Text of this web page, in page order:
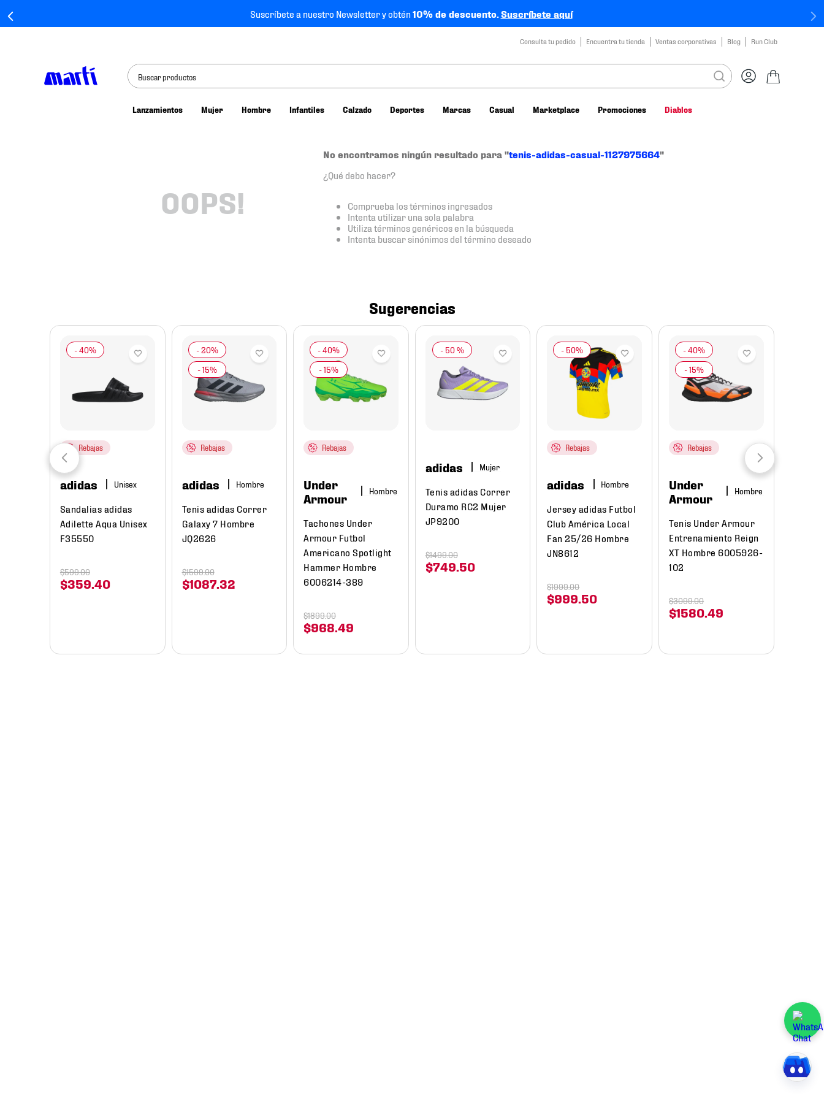
Suscríbete a nuestro Newsletter y obtén10% de descuento.Suscríbete aquí
Consulta tu pedido Encuentra tu tienda Ventas corporativas Blog Run Club
Buscar productos
Lanzamientos Mujer Hombre Infantiles Calzado Deportes Marcas Casual Marketplace Promociones Diablos
OOPS!
No encontramos ningún resultado para "tenis-adidas-casual-1127975664"
¿Qué debo hacer?
Comprueba los términos ingresados
Intenta utilizar una sola palabra
Utiliza términos genéricos en la búsqueda
Intenta buscar sinónimos del término deseado
Sugerencias
Rebajas
adidas
Sandalias adidas
Adilette Aqua Unisex
F35550
$359 40
$599.00
Rebajas
adidas Hombre
Tenis adidas Correr
Galaxy 7 Hombre
JQ2626
$1087. 32
$1599.00
Rebajas
Under
Armour
Hombre
Tachones Under
Armour Futbol
Americano Spotlight
Hammer Hombre
6006214-389
$968 .49
$1899.00
- 50 %
adidas Mujer
Tenis adidas Correr
Duramo RC2 Mujer
JP9200
$749 50
$1499.00
Rebajas
adidas Hombre
Jersey adidas Futbol
Club América Local
Fan 25/26 Hombre
JN8612
$999 50
$1999.00
Rebajas
Under
Armour
Hombre
Tenis Under Armour
Entrenamiento Reign
XT Hombre 6005926-
102
$1580 .49
$3099.00
tenis nike